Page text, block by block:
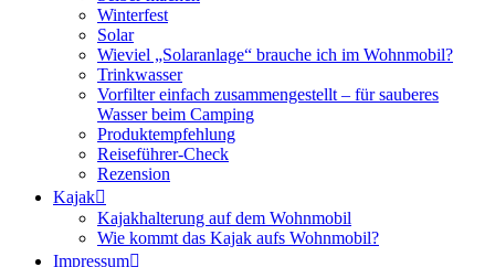
Winterfest
Solar
Wieviel „Solaranlage“ brauche ich im Wohnmobil?
Trinkwasser
Vorfilter einfach zusammengestellt – für sauberes
Wasser beim Camping
Produktempfehlung
Reiseführer-Check
Rezension
Kajak
Kajakhalterung auf dem Wohnmobil
Wie kommt das Kajak aufs Wohnmobil?
Impressum